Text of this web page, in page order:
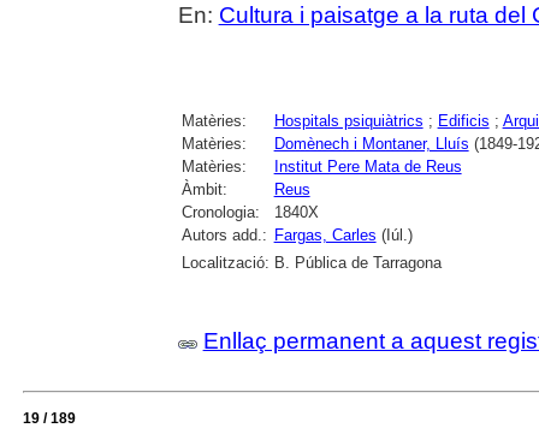
En: Cultura i paisatge a la ruta del
Matèries: Hospitals psiquiàtrics ; Edificis ;
Matèries:
Domènech i Montaner, Lluís (1849-
Matèries:
Institut Pere Mata de Reus
Àmbit:
Reus
Cronologia:
1840X
Autors add.: Fargas, Carles (Iúl.)
Localització: B. Pública de Tarragona
Enllaç permanent a aquest
19 / 189